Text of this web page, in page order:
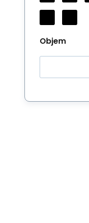
Objem